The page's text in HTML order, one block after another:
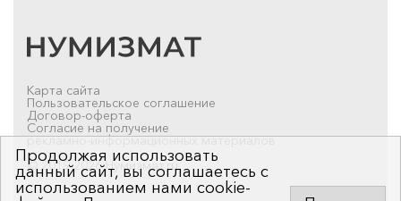
Карта сайта
Пользовательское соглашение
Договор-оферта
Согласие на получение
рекламно-информационных материалов
© 2019-2026 Нумизмат.ru
Продолжая использовать
данный сайт, вы соглашаетесь с
использованием нами cookie-